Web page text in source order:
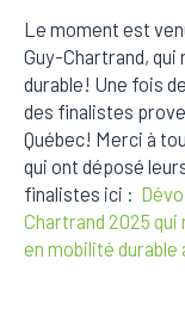
Le moment est
Guy-Chartrand,
durable! Une fois
des finalistes
Québec! Merci à
qui ont déposé
finalistes ici :
Chartrand 2025
en mobilité durable